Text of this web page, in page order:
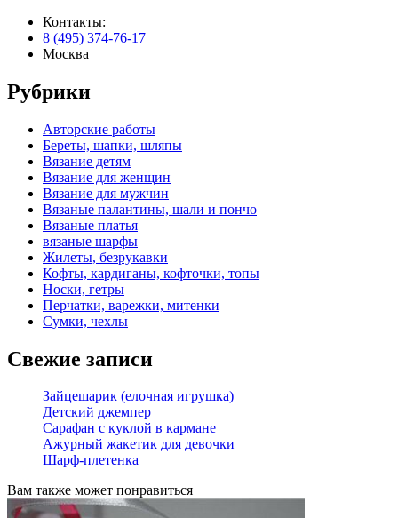
Контакты:
8 (495) 374-76-17
Москва
Рубрики
Авторские работы
Береты, шапки, шляпы
Вязание детям
Вязание для женщин
Вязание для мужчин
Вязаные палантины, шали и пончо
Вязаные платья
вязаные шарфы
Жилеты, безрукавки
Кофты, кардиганы, кофточки, топы
Носки, гетры
Перчатки, варежки, митенки
Сумки, чехлы
Свежие записи
Зайцешарик (елочная игрушка)
Детский джемпер
Сарафан с куклой в кармане
Ажурный жакетик для девочки
Шарф-плетенка
Вам также может понравиться